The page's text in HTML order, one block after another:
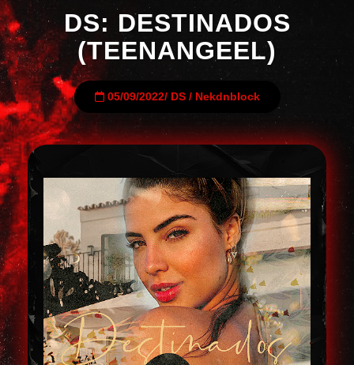
DS: DESTINADOS
(TEENANGEEL)
05/09/2022/ DS/ Nekdnblock